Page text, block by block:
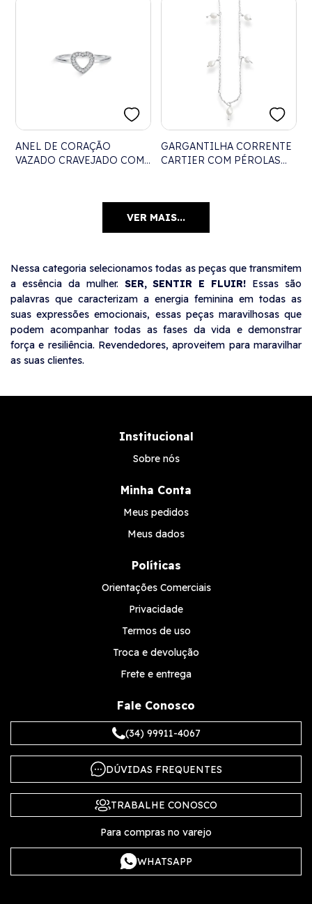
ANEL DE CORAÇÃO
VAZADO CRAVEJADO COM
GARGANTILHA CORRENTE
CARTIER COM PÉROLAS
VER MAIS...
Nessa categoria selecionamos todas as peças que transmitem
a essência da mulher. SER, SENTIR E FLUIR! Essas são
palavras que caracterizam a energia feminina em todas as
suas expressões emocionais, essas peças maravilhosas que
podem acompanhar todas as fases da vida e demonstrar
força e resiliência. Revendedores, aproveitem para maravilhar
as suas clientes.
Institucional
Sobre nós
Minha Conta
Meus pedidos
Meus dados
Políticas
Orientações Comerciais
Privacidade
Termos de uso
Troca e devolução
Frete e entrega
Fale Conosco
(34) 99911-4067
DÚVIDAS FREQUENTES
TRABALHE CONOSCO
Para compras no varejo
WHATSAPP